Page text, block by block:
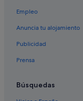
Empleo
Anuncia tu alojamiento
Publicidad
Prensa
Búsquedas